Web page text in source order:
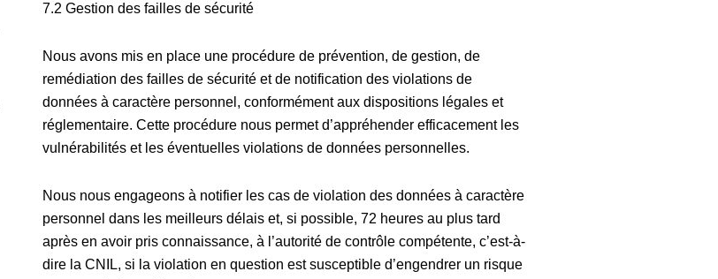
7.2 Gestion des failles de sécurité
Nous avons mis en place une procédure de prévention, de gestion, de
remédiation des failles de sécurité et de notification des violations de
données à caractère personnel, conformément aux dispositions légales et
réglementaire. Cette procédure nous permet d’appréhender efficacement les
vulnérabilités et les éventuelles violations de données personnelles.
Nous nous engageons à notifier les cas de violation des données à caractère
personnel dans les meilleurs délais et, si possible, 72 heures au plus tard
après en avoir pris connaissance, à l’autorité de contrôle compétente, c’est-à-
dire la CNIL, si la violation en question est susceptible d’engendrer un risque